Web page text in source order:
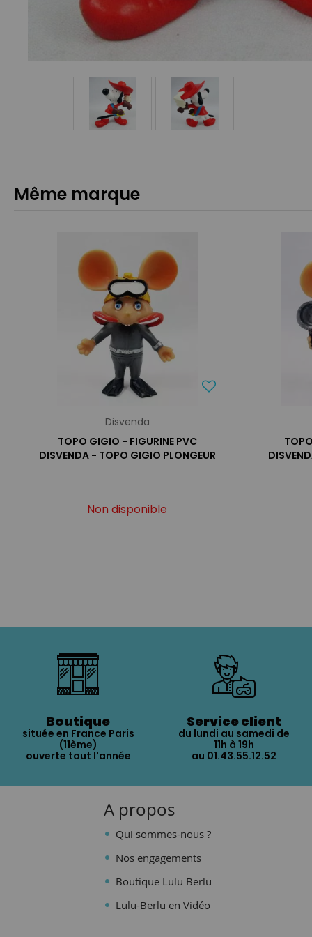
Même marque
Disvenda
TOPO GIGIO - FIGURINE PVC
DISVENDA - TOPO GIGIO PLONGEUR
Non disponible
Boutique
située en France Paris
(11ème)
ouverte tout l'année
Service client
du lundi au samedi de
11h à 19h
au 01.43.55.12.52
A propos
Qui sommes-nous ?
Nos engagements
Boutique Lulu Berlu
Lulu-Berlu en Vidéo